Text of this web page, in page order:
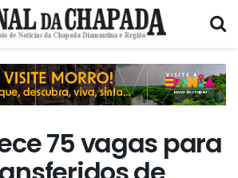
75 vagas para